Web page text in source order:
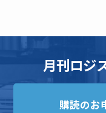
月刊ロジ
購読のお